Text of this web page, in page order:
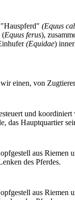
(Equus
(Equus ferus),
(Equidae)
einen, von
und
das Hauptquartier
aus Riemen
des Pferdes.
aus Riemen